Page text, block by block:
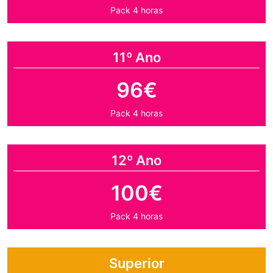
Pack 4 horas
11º Ano
96€
Pack 4 horas
12º Ano
100€
Pack 4 horas
Superior